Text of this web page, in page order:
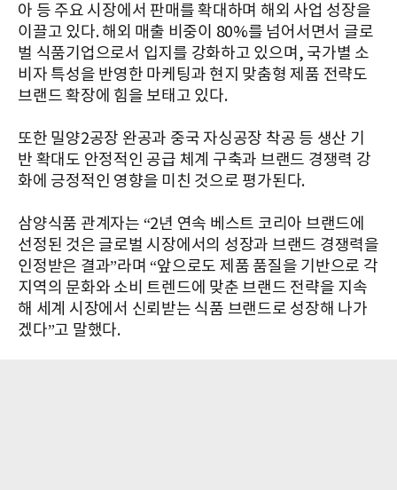
아 등 주요 시장에서 판매를 확대하며 해외 사업 성장을
이끌고 있다. 해외 매출 비중이 80%를 넘어서면서 글로
벌 식품기업으로서 입지를 강화하고 있으며, 국가별 소
비자 특성을 반영한 마케팅과 현지 맞춤형 제품 전략도
브랜드 확장에 힘을 보태고 있다.
또한 밀양2공장 완공과 중국 자싱공장 착공 등 생산 기
반 확대도 안정적인 공급 체계 구축과 브랜드 경쟁력 강
화에 긍정적인 영향을 미친 것으로 평가된다.
삼양식품 관계자는 “2년 연속 베스트 코리아 브랜드에
선정된 것은 글로벌 시장에서의 성장과 브랜드 경쟁력을
인정받은 결과”라며 “앞으로도 제품 품질을 기반으로 각
지역의 문화와 소비 트렌드에 맞춘 브랜드 전략을 지속
해 세계 시장에서 신뢰받는 식품 브랜드로 성장해 나가
겠다”고 말했다.